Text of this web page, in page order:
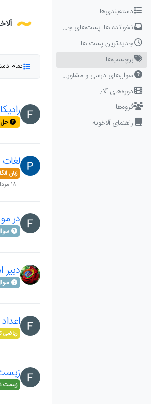
Skip to content
دسته‌بندی‌ها
نخوانده ها: پست‌های جدید برای شما
جدیدترین پست ها
برچسب‌ها
سوال‌های درسی و مشاوره‌ای
دوره‌های آلاء
گروه‌ها
راهنمای آلاخونه
تمام
حل
لغات
زبان
۱۸ مرداد ۱۴۰۱،‏ ۱۰:۵۵
در
دبیر
ریاضی
زیست